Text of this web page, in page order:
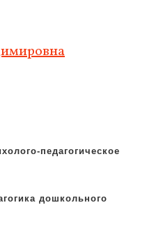
педагогическое
дошкольного